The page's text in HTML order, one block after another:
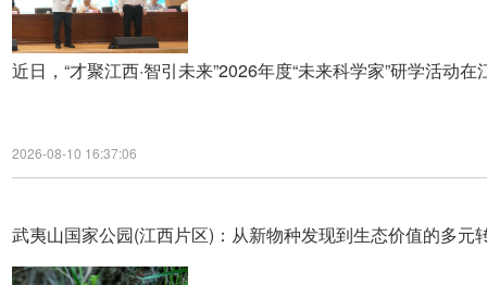
近日，“才聚江西·智引未来”2026年度“未来科学家”研学活动
2026-08-10 16:37:06
武夷山国家公园(江西片区)：从新物种发现到生态价值的多元